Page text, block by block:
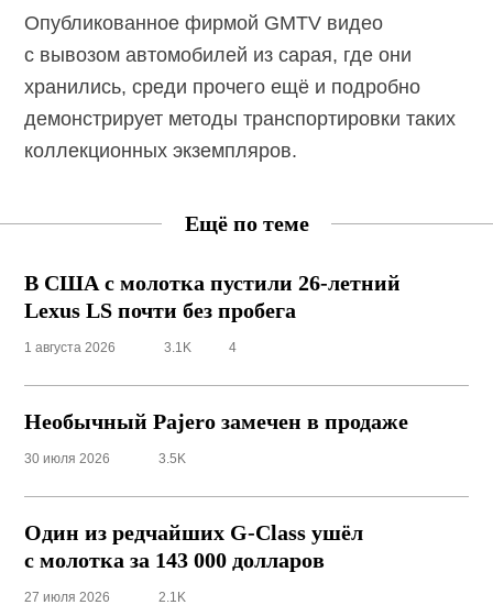
Опубликованное фирмой GMTV видео
с вывозом автомобилей из сарая, где они
хранились, среди прочего ещё и подробно
демонстрирует методы транспортировки таких
коллекционных экземпляров.
Ещё по теме
В США с молотка пустили26-летний
Lexus LS почти без пробега
1 августа 2026 3.1K 4
Необычный Pajero замечен в продаже
30 июля 2026 3.5K
Один из редчайших G-Class ушёл
с молотка за 143 000 долларов
27 июля 2026 2.1K